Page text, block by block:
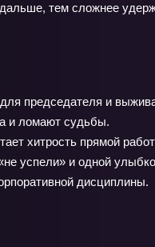
тем сложнее
председателя и
и ломают судьбы.
хитрость прямой
успели» и одной
дисциплины.